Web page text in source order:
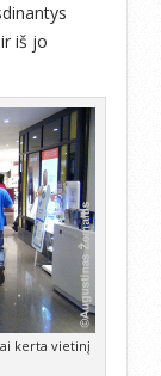
iš jo
kerta vietinį